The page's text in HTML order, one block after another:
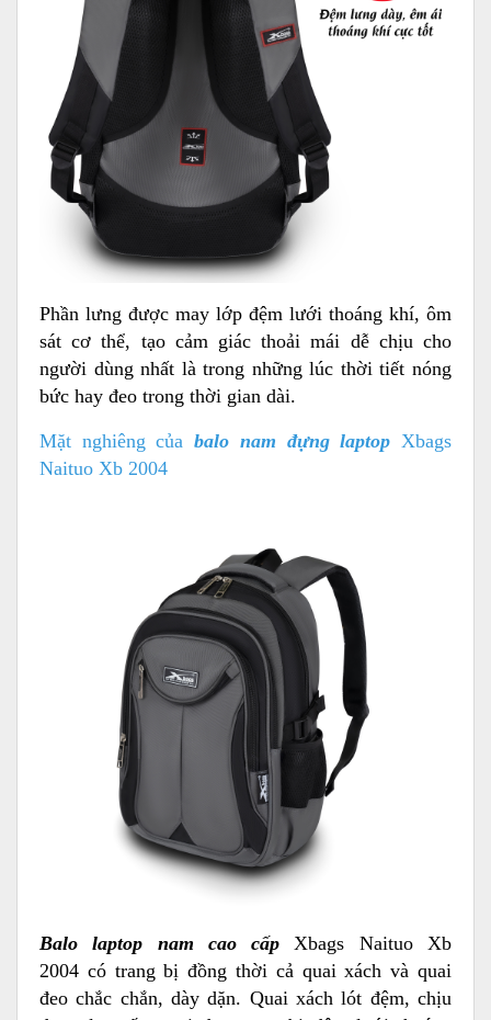
Phần lưng được may lớp đệm lưới thoáng khí, ôm
sát cơ thể, tạo cảm giác thoải mái dễ chịu cho
người dùng nhất là trong những lúc thời tiết nóng
bức hay đeo trong thời gian dài.
Mặt nghiêng củabalo nam đựng laptop Xbags
Naituo Xb 2004
Balo laptop nam cao cấp Xbags Naituo Xb
2004 có trang bị đồng thời cả quai xách và quai
đeo chắc chắn, dày dặn. Quai xách lót đệm, chịu